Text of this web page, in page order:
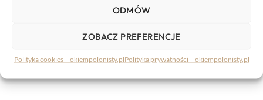
ODMÓW
ZOBACZ PREFERENCJE
Polityka cookies – okiempolonisty.plPolityka prywatności – okiempolonisty.pl